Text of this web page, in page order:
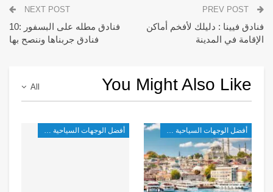
فنادق فيينا : دليلك لأفخم أماكن
الإقامة في المدينة
NEXT POST
فنادق مطله على البسفور :10
فنادق جربناها وننصح بها
All You Might Also Like
أفضل الوجهات السياحية في تركيا أفضل الوجهات السياحية في تركيا